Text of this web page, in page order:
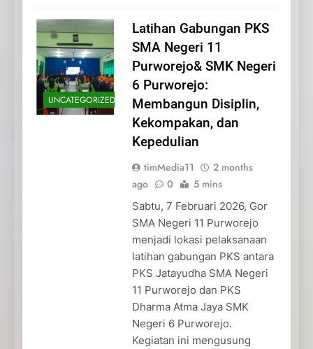
UNCATEGORIZED
Latihan Gabungan PKS
SMA Negeri 11
Purworejo& SMK Negeri
6 Purworejo:
Membangun Disiplin,
Kekompakan, dan
Kepedulian
timMedia11
2 months
ago
0 5 mins
Sabtu, 7 Februari 2026, Gor
SMA Negeri 11 Purworejo
menjadi lokasi pelaksanaan
latihan gabungan PKS antara
PKS Jatayudha SMA Negeri
11 Purworejo dan PKS
Dharma Atma Jaya SMK
Negeri 6 Purworejo.
Kegiatan ini mengusung